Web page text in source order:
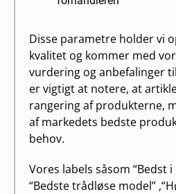
Disse parametre holder vi
kvalitet og kommer med
vurdering og anbefalinger
er vigtigt at notere, at
rangering af produkterne,
af markedets bedste
behov.
Vores labels såsom “Bedst
“Bedste trådløse model”